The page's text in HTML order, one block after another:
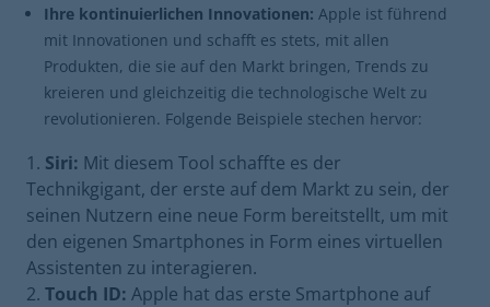
Ihre kontinuierlichen Innovationen: Apple ist führend
mit Innovationen und schafft es stets, mit allen
Produkten, die sie auf den Markt bringen, Trends zu
kreieren und gleichzeitig die technologische Welt zu
revolutionieren. Folgende Beispiele stechen hervor:
Siri: Mit diesem Tool schaffte es der
Technikgigant, der erste auf dem Markt zu sein, der
seinen Nutzern eine neue Form bereitstellt, um mit
den eigenen Smartphones in Form eines virtuellen
Assistenten zu interagieren.
Touch ID: Apple hat das erste Smartphone auf